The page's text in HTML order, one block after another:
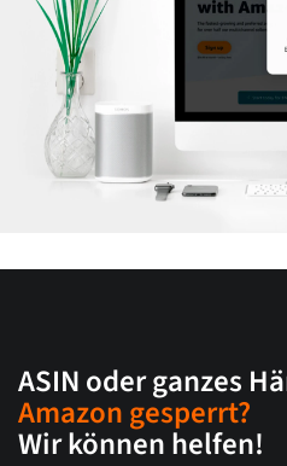
ASIN oder ganzes
Amazon gesperrt?
Wir können helfen!